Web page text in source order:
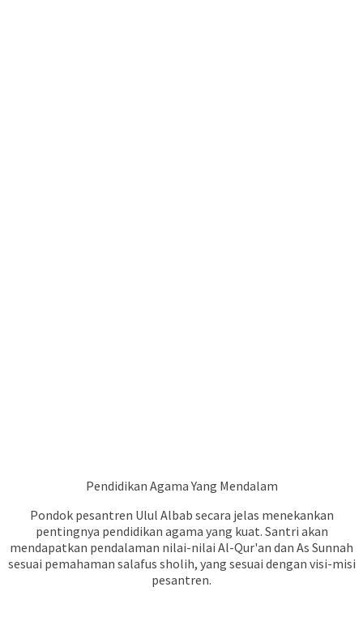
Pendidikan Agama Yang Mendalam
Pondok pesantren Ulul Albab secara jelas menekankan
pentingnya pendidikan agama yang kuat. Santri akan
mendapatkan pendalaman nilai-nilai Al-Qur'an dan As Sunnah
sesuai pemahaman salafus sholih, yang sesuai dengan visi-misi
pesantren.